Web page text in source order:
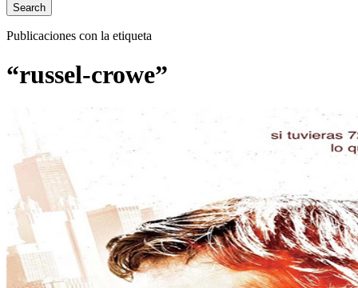
Search
Publicaciones con la etiqueta
“russel-crowe”